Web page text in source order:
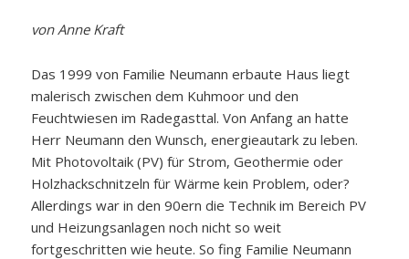
von Anne Kraft
Das 1999 von Familie Neumann erbaute Haus liegt
malerisch zwischen dem Kuhmoor und den
Feuchtwiesen im Radegasttal. Von Anfang an hatte
Herr Neumann den Wunsch, energieautark zu leben.
Mit Photovoltaik (PV) für Strom, Geothermie oder
Holzhackschnitzeln für Wärme kein Problem, oder?
Allerdings war in den 90ern die Technik im Bereich PV
und Heizungsanlagen noch nicht so weit
fortgeschritten wie heute. So fing Familie Neumann